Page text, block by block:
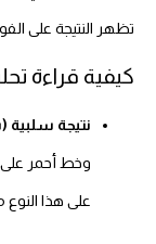
تظهر النتيجة على
كيفية قراءة
نتيجة سلبية
وخط أحمر على
على هذا